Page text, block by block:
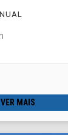
VER MAIS